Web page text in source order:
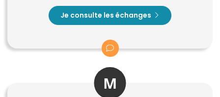
Je consulte les échanges
M